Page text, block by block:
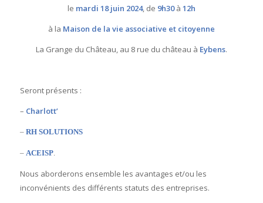
le mardi 18 juin 2024, de 9h30à 12h
à la Maison de la vie associative et citoyenne
La Grange du Château, au 8 rue du château à Eybens.
Seront présents :
– Charlott’
– RH SOLUTIONS
– ACEISP.
Nous aborderons ensemble les avantages et/ou les
inconvénients des différents statuts des entreprises.